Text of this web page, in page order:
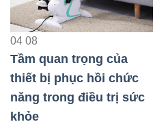
04 08
Tầm quan trọng của
thiết bị phục hồi chức
năng trong điều trị sức
khỏe